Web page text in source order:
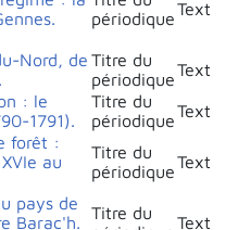
périodiqueText
Nord, de Titre du
périodiqueText
: le
1791).
Titre du
périodiqueText
forêt :
au
Titre du
périodiqueText
pays de
Barac'h.
Titre du
Text